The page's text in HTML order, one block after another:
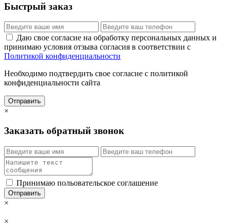
Быстрый заказ
Даю свое согласие на обработку персональных данных и
принимаю условия отзыва согласия в соответствии с
Политикой конфиденциальности
Необходимо подтвердить свое согласие с политикой
конфиденциальности сайта
Отправить
×
Заказать обратный звонок
Принимаю польовательское соглашение
Отправить
×